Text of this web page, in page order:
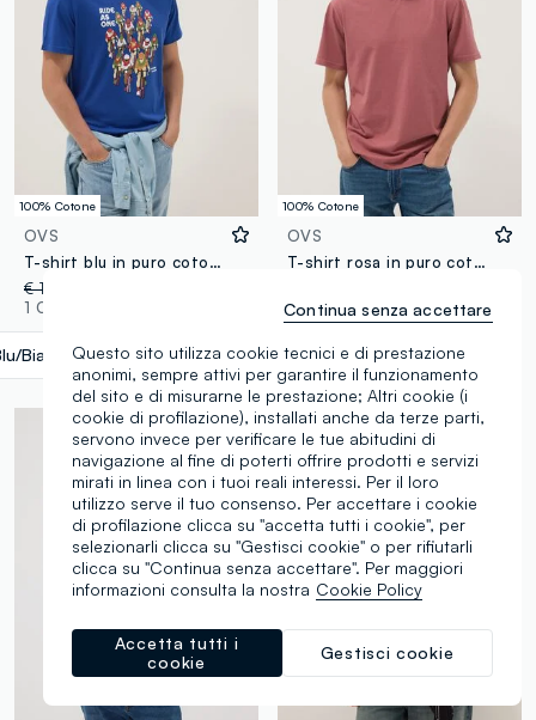
100% Cotone
OVS
T-shirt blu in puro cotone con stampa regular fit
€ 16,95
1 Colori
Bianco label.selectsize
100% Cotone
OVS
T-shirt rosa in puro cotone relaxed fit
6 Colori
Questo sito utilizza cookie tecnici e di prestazione
anonimi, sempre attivi per garantire il funzionamento
del sito e di misurarne le prestazione; Altri cookie (i
cookie di profilazione), installati anche da terze parti,
servono invece per verificare le tue abitudini di
navigazione al fine di poterti offrire prodotti e servizi
mirati in linea con i tuoi reali interessi. Per il loro
utilizzo serve il tuo consenso. Per accettare i cookie
di profilazione clicca su "accetta tutti i cookie", per
selezionarli clicca su "Gestisci cookie" o per rifiutarli
clicca su "Continua senza accettare". Per maggiori
informazioni consulta la nostra Cookie Policy
Gestisci cookie
Accetta tutti i
cookie
Continua senza accettare